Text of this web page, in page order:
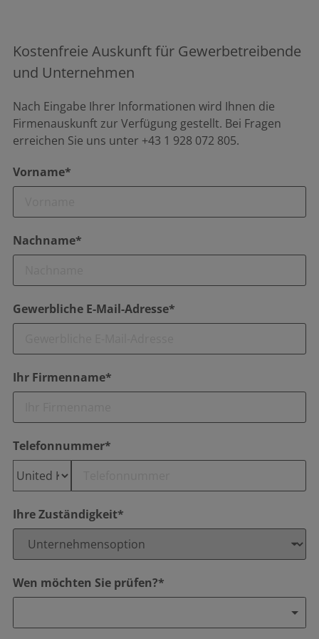
Kostenfreie Auskunft für Gewerbetreibende
und Unternehmen
Nach Eingabe Ihrer Informationen wird Ihnen die
Firmenauskunft zur Verfügung gestellt. Bei Fragen
erreichen Sie uns unter +43 1 928 072 805.
Vorname*
Nachname*
Gewerbliche E-Mail-Adresse*
Ihr Firmenname*
Telefonnummer*
Ihre Zuständigkeit*
Wen möchten Sie prüfen?*